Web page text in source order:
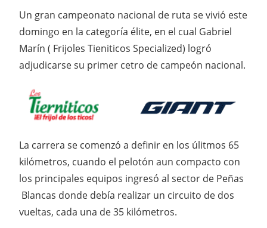
Un gran campeonato nacional de ruta se vivió este
domingo en la categoría élite, en el cual Gabriel
Marín ( Frijoles Tieniticos Specialized) logró
adjudicarse su primer cetro de campeón nacional.
La carrera se comenzó a definir en los úlitmos 65
kilómetros, cuando el pelotón aun compacto con
los principales equipos ingresó al sector de Peñas
Blancas donde debía realizar un circuito de dos
vueltas, cada una de 35 kilómetros.